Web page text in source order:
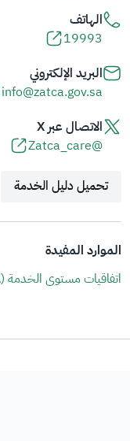
الهاتف
19993
البريد الإلكتروني
info@zatca.gov.sa
الاتصال عبر X
@Zatca_care
تحميل دليل الخدمة
الموارد المفيدة
اتفاقيات مستوى الخدمة (SLA)